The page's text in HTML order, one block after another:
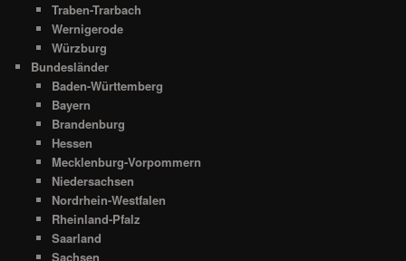
Traben-Trarbach
Wernigerode
Würzburg
Bundesländer
Baden-Württemberg
Bayern
Brandenburg
Hessen
Mecklenburg-Vorpommern
Niedersachsen
Nordrhein-Westfalen
Rheinland-Pfalz
Saarland
Sachsen